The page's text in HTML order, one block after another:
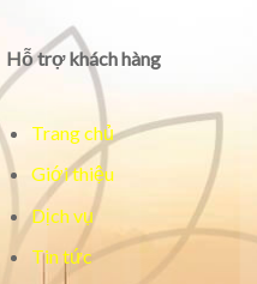
Hỗ trợ khách hàng
Trang chủ
Giới thiệu
Dịch vụ
Tin tức